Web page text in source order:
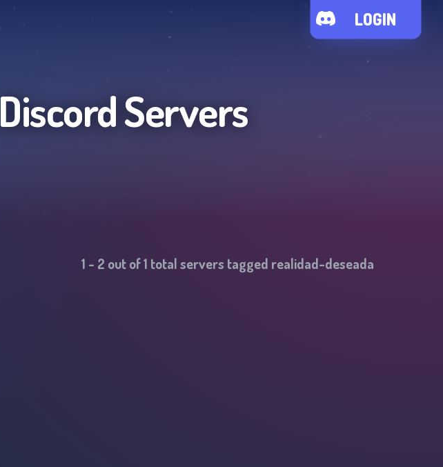
LOGIN
Discord Servers
1 - 2 out of1 total servers tagged realidad-deseada